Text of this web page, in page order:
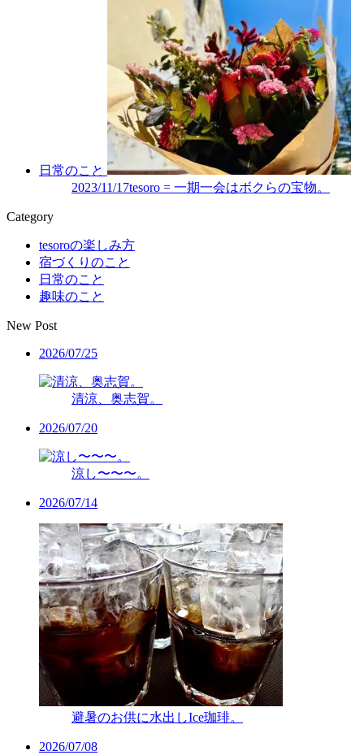
日常のこと
2023/11/17tesoro = 一期一会はボクらの宝物。
Category
tesoroの楽しみ方
宿づくりのこと
日常のこと
趣味のこと
New Post
2026/07/25
清涼、奥志賀。
2026/07/20
涼し〜〜〜。
2026/07/14
避暑のお供に水出しIce珈琲。
2026/07/08